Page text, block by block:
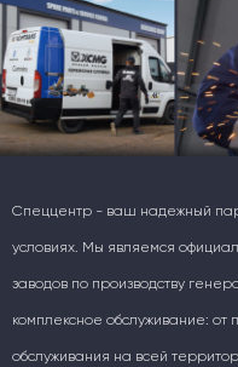
Спеццентр - ваш надежный
условиях. Мы являемся
заводов по производству
комплексное обслуживание: от
обслуживания на всей